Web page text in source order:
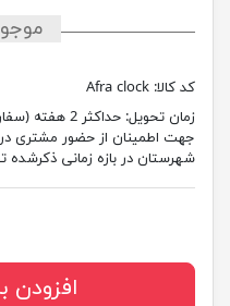
کد کالا: Afra clock
زمان تحویل:
حداکثر 2
جهت اطمینان از حضور مشتری
شهرستان در بازه زمانی
افزودن